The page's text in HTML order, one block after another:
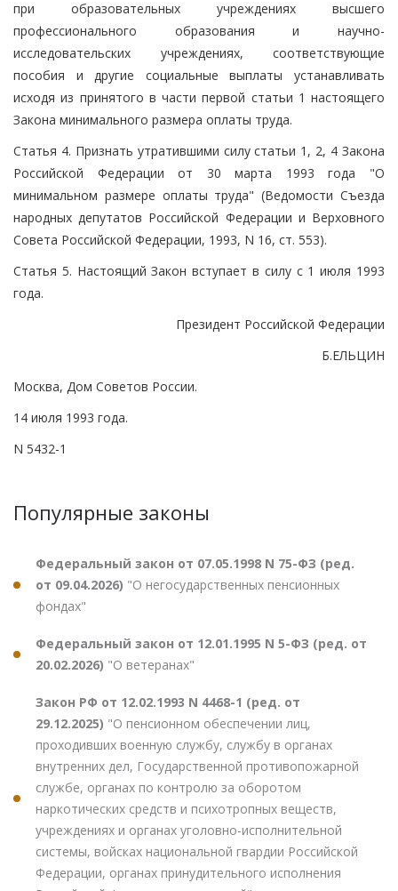
при образовательных учреждениях высшего
профессионального образования и научно-
исследовательских учреждениях, соответствующие
пособия и другие социальные выплаты устанавливать
исходя из принятого в части первой статьи 1 настоящего
Закона минимального размера оплаты труда.
Статья 4. Признать утратившими силу статьи 1, 2, 4 Закона
Российской Федерации от 30 марта 1993 года "О
минимальном размере оплаты труда" (Ведомости Съезда
народных депутатов Российской Федерации и Верховного
Совета Российской Федерации, 1993, N 16, ст. 553).
Статья 5. Настоящий Закон вступает в силу с 1 июля 1993
года.
Президент Российской Федерации
Б.ЕЛЬЦИН
Москва, Дом Советов России.
14 июля 1993 года.
N 5432-1
Популярные законы
Федеральный закон от 07.05.1998 N 75-ФЗ (ред.
от 09.04.2026) "О негосударственных пенсионных
фондах"
Федеральный закон от 12.01.1995 N 5-ФЗ (ред. от
20.02.2026) "О ветеранах"
Закон РФ от 12.02.1993 N 4468-1 (ред. от
29.12.2025) "О пенсионном обеспечении лиц,
проходивших военную службу, службу в органах
внутренних дел, Государственной противопожарной
службе, органах по контролю за оборотом
наркотических средств и психотропных веществ,
учреждениях и органах уголовно-исполнительной
системы, войсках национальной гвардии Российской
Федерации, органах принудительного исполнения